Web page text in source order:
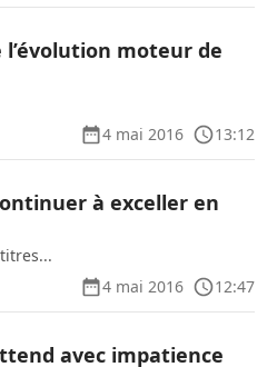
l’évolution moteur de
4 mai 2016
13:12
à exceller en
4 mai 2016
12:47
avec impatience